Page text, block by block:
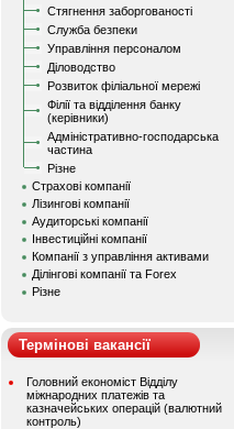
Стягнення заборгованості
Служба безпеки
Управління персоналом
Діловодство
Розвиток філіальної мережі
Філії та відділення банку
(керівники)
Адміністративно-господарська
частина
Різне
Страхові компанії
Лізингові компанії
Аудиторські компанії
Інвестиційні компанії
Компанії з управління активами
Ділінгові компанії та Forex
Різне
Термінові вакансії
Головний економіст Відділу
міжнародних платежів та
казначейських операцій (валютний
контроль)